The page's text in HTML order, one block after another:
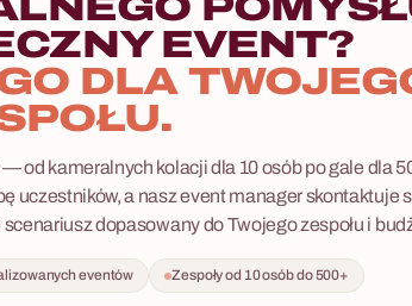
—
EVENT?
DLA
od kameralnych kolacji dla 10 osób po gale dla
uczestników, a nasz event manager skontaktuje
dopasowany do Twojego zespołu i
eventów Zespoły od 10 osób do 500+